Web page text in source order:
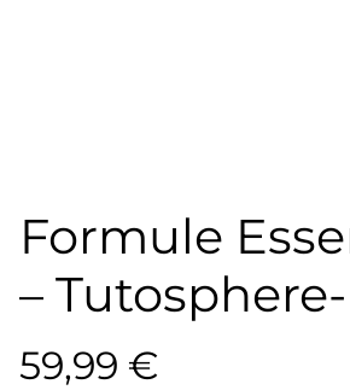
Formule
–
59,99 €